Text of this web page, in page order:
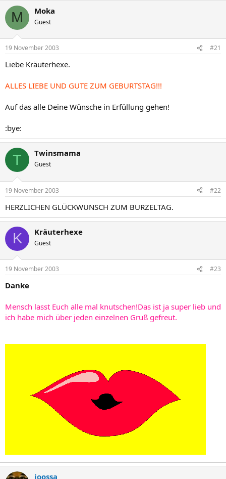
M Moka
Guest
19 November 2003 #21
Liebe Kräuterhexe.
ALLES LIEBE UND GUTE ZUM GEBURTSTAG!!!
Auf das alle Deine Wünsche in Erfüllung gehen!
:bye:
T Twinsmama
Guest
19 November 2003 #22
HERZLICHEN GLÜCKWUNSCH ZUM BURZELTAG.
K Kräuterhexe
Guest
19 November 2003 #23
Danke
Mensch lasst Euch alle mal knutschen!Das ist ja super lieb und
ich habe mich über jeden einzelnen Gruß gefreut.
joossa